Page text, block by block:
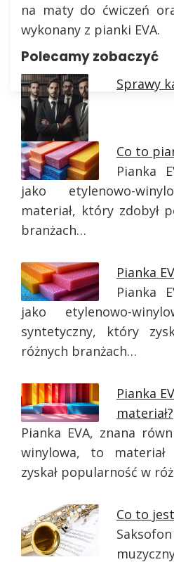
na maty do ćwiczeń
wykonany z pianki EVA.
Polecamy zobaczyć
Sprawy
Co to
Pianka
jako etylenowo-
materiał, który zdobył
branżach…
Pianka
Pianka
jako etylenowo-
syntetyczny, który
różnych branżach…
Pianka
materiał?
Pianka EVA, znana
winylowa, to materiał
zyskał popularność w
Co to